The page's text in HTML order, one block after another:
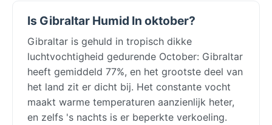
Is Gibraltar Humid In oktober?
Gibraltar is gehuld in tropisch dikke
luchtvochtigheid gedurende October: Gibraltar
heeft gemiddeld 77%, en het grootste deel van
het land zit er dicht bij. Het constante vocht
maakt warme temperaturen aanzienlijk heter,
en zelfs 's nachts is er beperkte verkoeling.